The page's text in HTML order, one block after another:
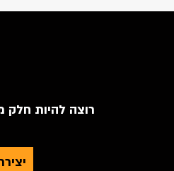
רוצה להיות חלק